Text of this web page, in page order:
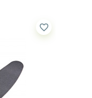
favorite_border